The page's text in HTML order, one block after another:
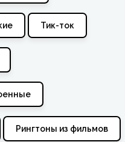
Тик-ток
Рингтоны из фильмов